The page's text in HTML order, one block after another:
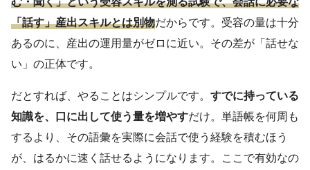
「話す」産出スキルとは別物だからです。受容の量は十分
あるのに、産出の運用量がゼロに近い。その差が「話せな
い」の正体です。
だとすれば、やることはシンプルです。 すでに持っている
知識を、口に出して使う量を増やすだけ。単語帳を何周も
するより、その語彙を実際に会話で使う経験を積むほう
が、はるかに速く話せるようになります。ここで有効なの